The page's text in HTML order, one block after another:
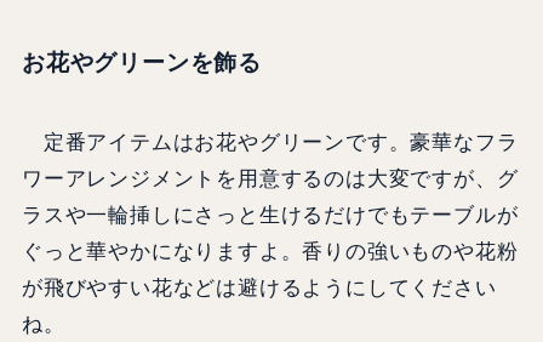
お花やグリーンを飾る
定番アイテムはお花やグリーンです。豪華なフラ
ワーアレンジメントを用意するのは大変ですが、グ
ラスや一輪挿しにさっと生けるだけでもテーブルが
ぐっと華やかになりますよ。香りの強いものや花粉
が飛びやすい花などは避けるようにしてください
ね。